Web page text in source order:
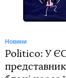
Новини
Politico: У ЄС